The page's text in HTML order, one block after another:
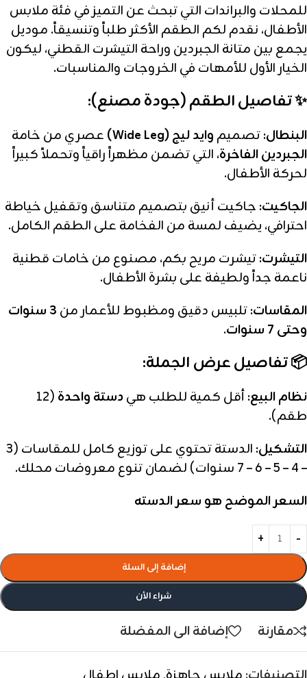
للمحلات والبراندات التي تبحث عن التميز في فئة ملابس
الأطفال، نقدم لكم الطقم الأكثر طلباً وتنسيقاً. موديل
يجمع بين متانة الجبردين وراحة التيشرت القطني، ليكون
الخيار الأول للأمهات في الخروجات والمناسبات.
✨ تفاصيل الطقم (جودة مصنع):
البنطال:تصميم وايد ليج (Wide Leg)
عصري من خامة
الجبردين الفاخرة، التي تضمن مظهراً راقياً وتحملاً كبيراً
لحركة الأطفال.
الجاكيت: جاكيت أنيق بتصميم متناسق وتقفيل خياطة
احترافي، يضيف لمسة من الفخامة على الطقم الكامل.
التيشرت:تيشرت مريح بكم، مصنوع من خامات قطنية
ناعمة جداً ولطيفة على بشرة الأطفال.
المقاسات:تلبيس دقيق ومظبوط للأعمار من
3 سنوات
وحتى 7 سنوات
.
📦 تفاصيل عرض الجملة:
نظام البيع:أقل كمية للطلب هيدستة واحدة (12
طقم).
التشكيل:
الدستة تحتوي على توزيع كامل للمقاسات (3
– 4 – 5 – 6 – 7 سنوات) لضمان تنوع معروضات محلك.
السعر الموضح هو سعر الدسته
إضافة إلى السلة
شراء الأن
مقارنة إضافة الى المفضلة